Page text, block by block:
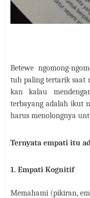
Betewe ngomong-
tuh paling tertarik saat
kan kalau
terbayang adalah ikut
harus menolongnya
Ternyata empati itu
1. Empati Kognitif
Memahami (pikiran,